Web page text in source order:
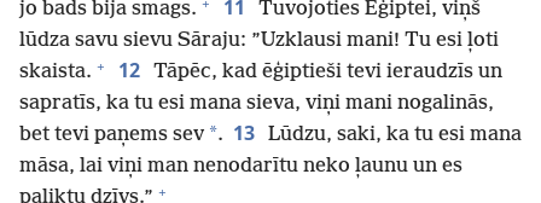
jo bads bija smags. 11
Tuvojoties Ēģiptei, viņš
lūdza savu sievu Sāraju: ”Uzklausi mani! Tu esi ļoti
skaista. + 12 Tāpēc, kad ēģiptieši tevi ieraudzīs un
sapratīs, ka tu esi mana sieva, viņi mani nogalinās,
bet tevi paņems sev *. 13 Lūdzu, saki, ka tu esi mana
māsa, lai viņi man nenodarītu neko ļaunu un es
paliktu dzīvs.” +